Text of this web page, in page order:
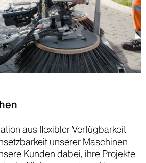
aus flexibler Verfügbarkeit
unserer Maschinen
Kunden dabei, ihre Projekte